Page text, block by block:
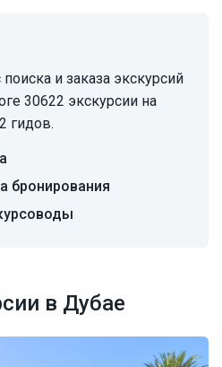
и заказа экскурсий
30622 экскурсии на
гидов.
бронирования
в Дубае